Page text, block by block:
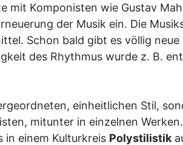
mit Komponisten wie Gustav
der Musik ein. Die
Schon bald gibt es völlig neue
des Rhythmus wurde z. B.
einheitlichen Stil,
mitunter in einzelnen
einem Kulturkreis Polystilistik